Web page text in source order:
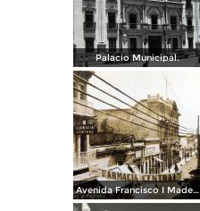
Palacio Municipal.
Avenida Francisco I Madero.